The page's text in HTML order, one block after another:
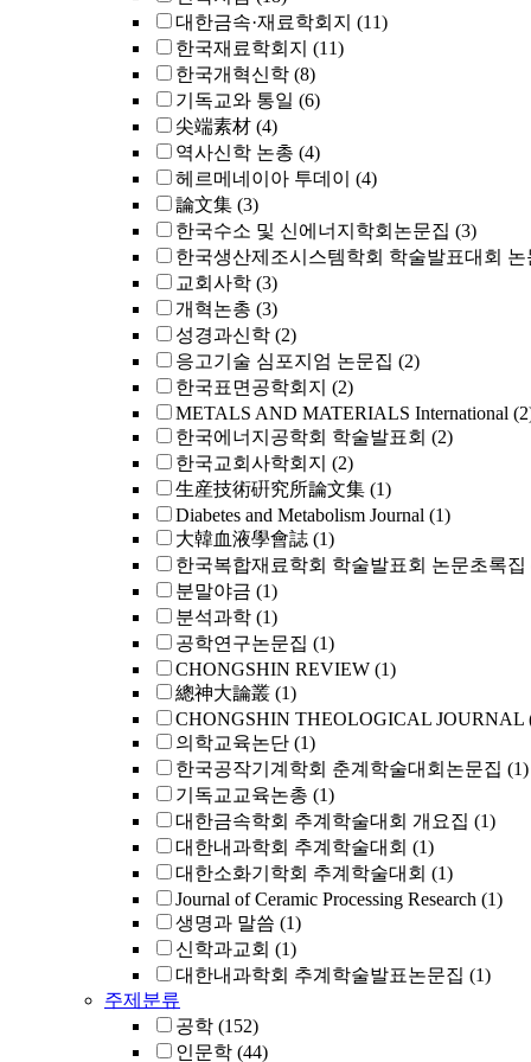
대한금속·재료학회지 (11)
한국재료학회지 (11)
한국개혁신학 (8)
기독교와 통일 (6)
尖端素材 (4)
역사신학 논총 (4)
헤르메네이아 투데이
(4)
論文集 (3)
한국수소 및 신에너지학회논문집 (3)
한국생산제조시스템학회 학술발표대회 논
교회사학 (3)
개혁논총 (3)
성경과신학 (2)
응고기술 심포지엄 논문집 (2)
한국표면공학회지 (2)
METALS AND MATERIALS International
한국에너지공학회 학술발표회 (2)
한국교회사학회지 (2)
生産技術硏究所論文集 (1)
Diabetes and Metabolism Journal (1)
大韓血液學會誌 (1)
한국복합재료학회 학술발표회 논문초록집
분말야금 (1)
분석과학 (1)
공학연구논문집 (1)
CHONGSHIN REVIEW (1)
總神大論叢 (1)
CHONGSHIN THEOLOGICAL JOURNAL
의학교육논단 (1)
한국공작기계학회 춘계학술대회논문집 (1)
기독교교육논총 (1)
대한금속학회 추계학술대회 개요집 (1)
대한내과학회 추계학술대회 (1)
대한소화기학회 추계학술대회 (1)
Journal of Ceramic Processing Research (1)
생명과 말씀 (1)
신학과교회 (1)
대한내과학회 추계학술발표논문집 (1)
주제분류
공학 (152)
인문학 (44)